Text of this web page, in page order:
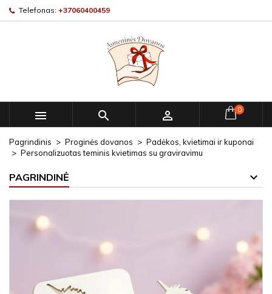
Telefonas: +37060400459
   0
Pagrindinis Proginės dovanos
Padėkos, kvietimai ir kuponai
Personalizuotas teminis kvietimas su graviravimu
PAGRINDINĖ